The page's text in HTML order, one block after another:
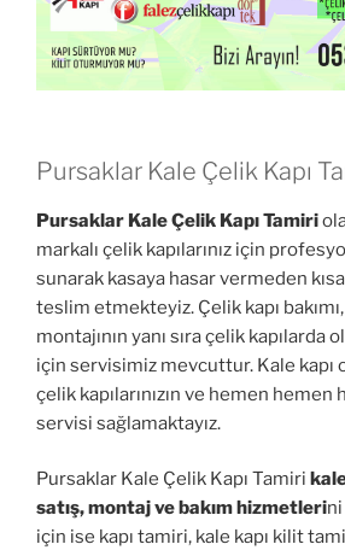
Pursaklar Kale Çelik Kapı
Pursaklar Kale Çelik Kapı Tamiri
markalı çelik kapılarınız için
sunarak kasaya hasar vermeden
teslim etmekteyiz. Çelik kapı bakımı,
montajının yanı sıra çelik kapılarda
için servisimiz mevcuttur. Kale kapı
çelik kapılarınızın ve hemen hemen
servisi sağlamaktayız.
Pursaklar Kale Çelik Kapı Tamiri
satış, montaj ve bakım hizmetleri
için ise kapı tamiri, kale kapı kilit